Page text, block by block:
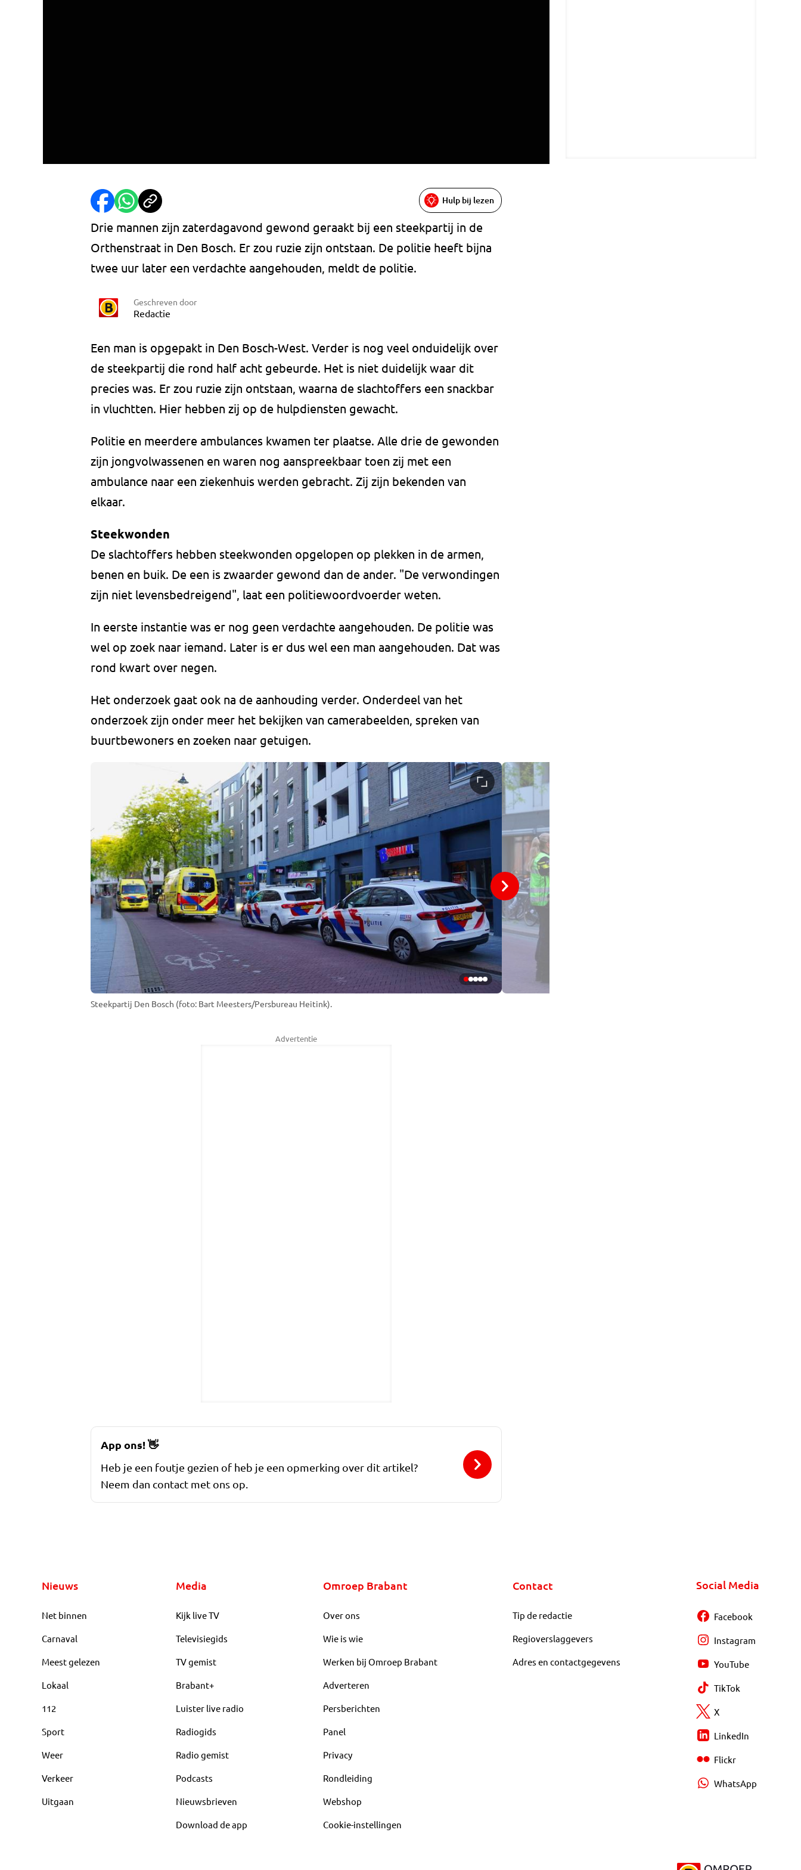
Hulp bij lezen
Drie mannen zijn zaterdagavond gewond geraakt bij een steekpartij in de
Orthenstraat in Den Bosch. Er zou ruzie zijn ontstaan. De politie heeft bijna
twee uur later een verdachte aangehouden, meldt de politie.
Geschreven door
Redactie
Een man is opgepakt in Den Bosch-West. Verder is nog veel onduidelijk over
de steekpartij die rond half acht gebeurde. Het is niet duidelijk waar dit
precies was. Er zou ruzie zijn ontstaan, waarna de slachtoffers een snackbar
in vluchtten. Hier hebben zij op de hulpdiensten gewacht.
Politie en meerdere ambulances kwamen ter plaatse. Alle drie de gewonden
zijn jongvolwassenen en waren nog aanspreekbaar toen zij met een
ambulance naar een ziekenhuis werden gebracht. Zij zijn bekenden van
elkaar.
Steekwonden
De slachtoffers hebben steekwonden opgelopen op plekken in de armen,
benen en buik. De een is zwaarder gewond dan de ander. "De verwondingen
zijn niet levensbedreigend", laat een politiewoordvoerder weten.
In eerste instantie was er nog geen verdachte aangehouden. De politie was
wel op zoek naar iemand. Later is er dus wel een man aangehouden. Dat was
rond kwart over negen.
Het onderzoek gaat ook na de aanhouding verder. Onderdeel van het
onderzoek zijn onder meer het bekijken van camerabeelden, spreken van
buurtbewoners en zoeken naar getuigen.
Steekpartij Den Bosch (foto: Bart Meesters/Persbureau Heitink).
Advertentie
App ons!👋
Heb je een foutje gezien of heb je een opmerking over dit artikel?
Neem dan contact met ons op.
Nieuws
Net binnen
Carnaval
Meest gelezen
Lokaal
112
Sport
Weer
Verkeer
Uitgaan
Media
Kijk live TV
Televisiegids
TV gemist
Brabant+
Luister live radio
Radiogids
Radio gemist
Podcasts
Nieuwsbrieven
Download de app
Omroep Brabant
Over ons
Wie is wie
Werken bij Omroep Brabant
Adverteren
Persberichten
Panel
Privacy
Rondleiding
Webshop
Cookie-instellingen
Contact
Tip de redactie
Regioverslaggevers
Adres en contactgegevens
Social Media
Facebook
Instagram
YouTube
TikTok
X
LinkedIn
Flickr
WhatsApp